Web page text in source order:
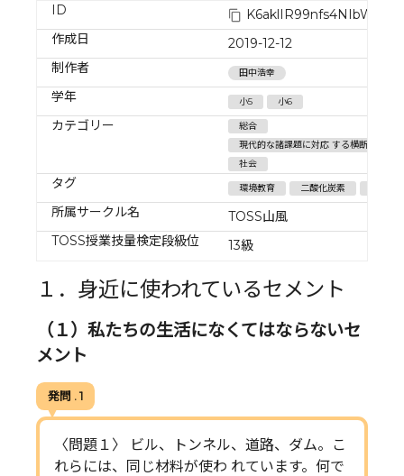
ID
K6aklIR99nfs4NIbWBlE
作成日
2019-12-12
制作者
田中浩幸
学年 小5 小6
カテゴリー
総合
現代的な諸課題に対応 する横断的・総
社会
タグ 環境教育 二酸化炭素
所属サークル名
TOSS山風
TOSS授業技量検定段級位
13級
１．身近に使われているセメント
（１）私たちの生活になくてはならないセ
メント
発問 . 1
〈問題１〉 ビル、トンネル、道路、ダム。こ
れらには、同じ材料が使わ れています。何で